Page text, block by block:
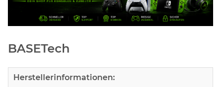
BASETech
Herstellerinformationen: